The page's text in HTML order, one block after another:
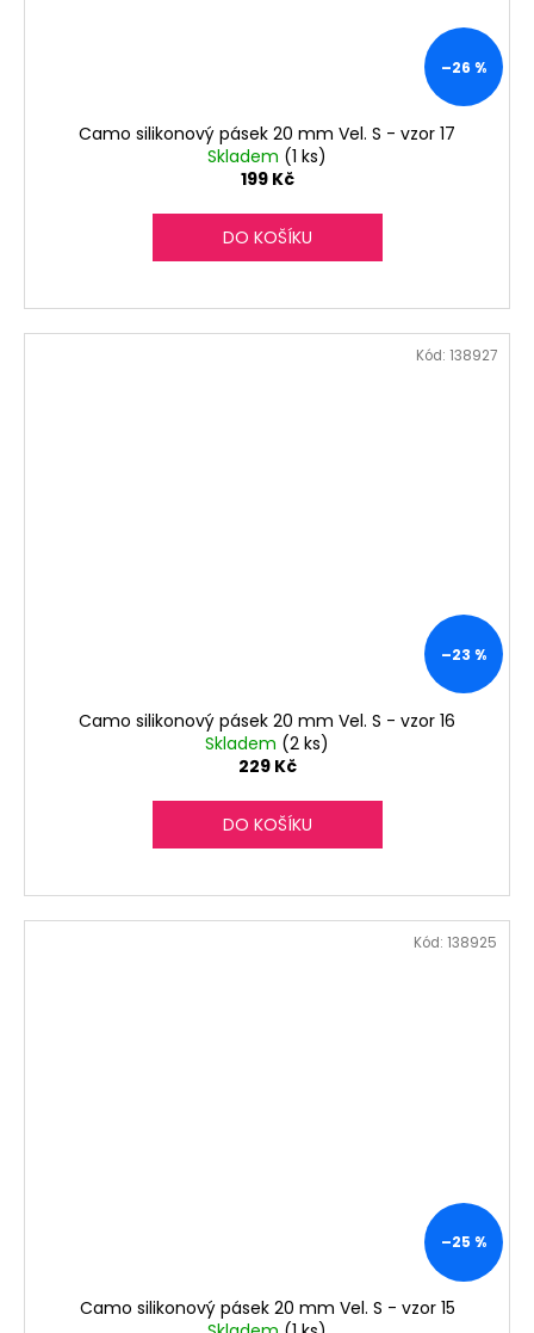
–26 %
Camo silikonový pásek 20 mm Vel. S - vzor 17
Skladem (1 ks)
199 Kč
DO KOŠÍKU
–23 %
Camo silikonový pásek 20 mm Vel. S - vzor 16
Skladem (2 ks)
229 Kč
DO KOŠÍKU
Kód: 138927
–25 %
Camo silikonový pásek 20 mm Vel. S - vzor 15
Kód: 138925